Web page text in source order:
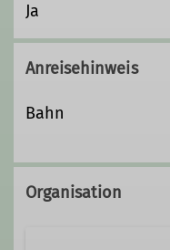
Ja
Anreisehinweis
Bahn
Organisation